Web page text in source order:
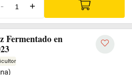
- +
Fermentado en